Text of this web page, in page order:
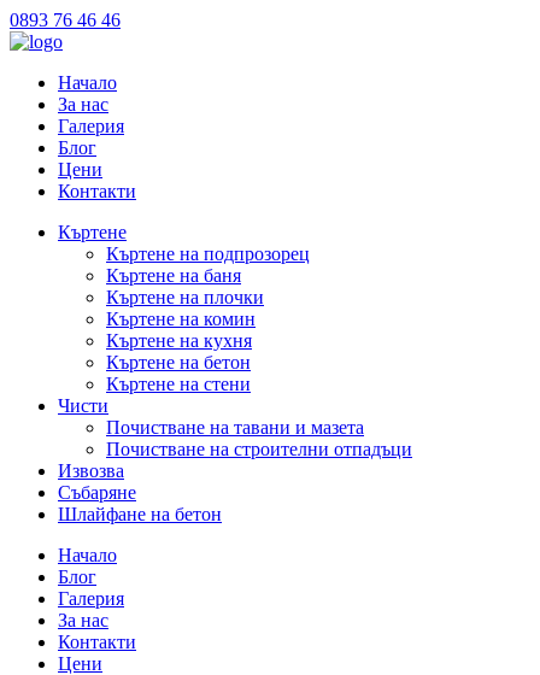
0893 76 46 46
Начало
За нас
Галерия
Блог
Цени
Контакти
Къртене
Къртене на подпрозорец
Къртене на баня
Къртене на плочки
Къртене на комин
Къртене на кухня
Къртене на бетон
Къртене на стени
Чисти
Почистване на тавани и мазета
Почистване на строителни отпадъци
Извозва
Събаряне
Шлайфане на бетон
Начало
Блог
Галерия
За нас
Контакти
Цени